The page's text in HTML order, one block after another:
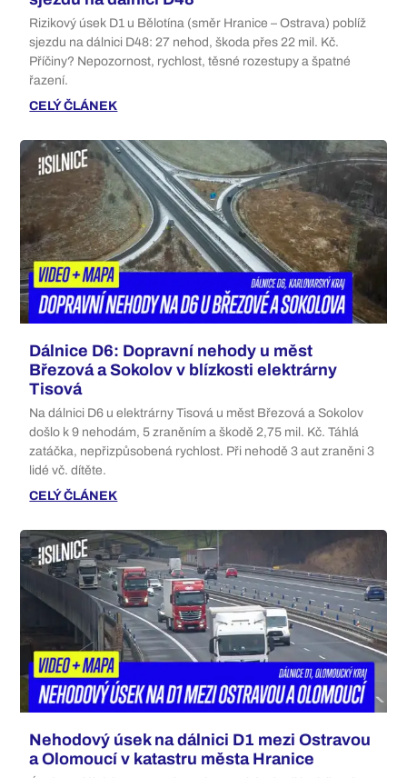
Rizikový úsek D1 u Bělotína (směr Hranice – Ostrava) poblíž
sjezdu na dálnici D48: 27 nehod, škoda přes 22 mil. Kč.
Příčiny? Nepozornost, rychlost, těsné rozestupy a špatné
řazení.
CELÝ ČLÁNEK
Dálnice D6: Dopravní nehody u měst
Březová a Sokolov v blízkosti elektrárny
Tisová
Na dálnici D6 u elektrárny Tisová u měst Březová a Sokolov
došlo k 9 nehodám, 5 zraněním a škodě 2,75 mil. Kč. Táhlá
zatáčka, nepřizpůsobená rychlost. Při nehodě 3 aut zraněni 3
lidé vč. dítěte.
CELÝ ČLÁNEK
Nehodový úsek na dálnici D1 mezi Ostravou
a Olomoucí v katastru města Hranice